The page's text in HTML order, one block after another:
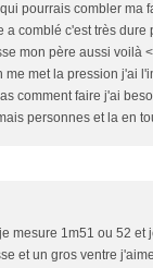
pourrais combler ma
a comblé c'est très dure
mon père aussi voilà
met la pression j'ai
comment faire j'ai
personnes et la en
mesure 1m51 ou 52
et un gros ventre